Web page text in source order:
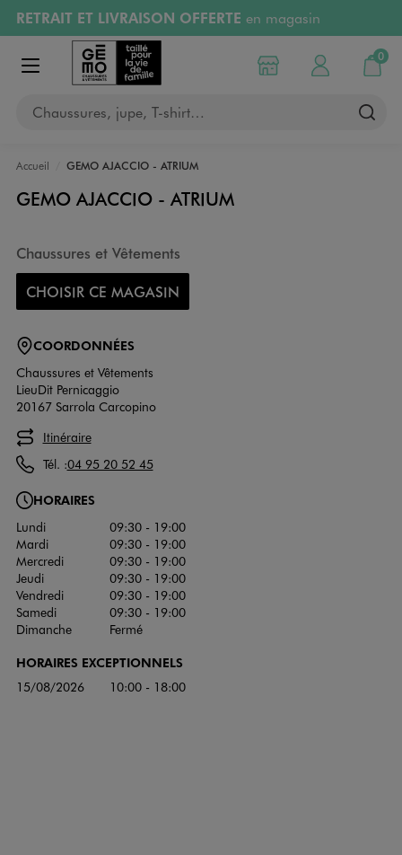
Aller au contenu principal
Aller à la navigation
RETRAIT ET LIVRAISON OFFERTE en magasin
Retours OFFERTSpendant 30 jours
PAYEZ EN 3x SANS FRAIS
RÉSERVATION GRATUITE
Afficher le menu
Chaussures, jupe, T-shirt…
Choisir mon magasin
Mon compte
0
Mon
Accueil GEMO AJACCIO - ATRIUM
GEMO AJACCIO - ATRIUM
Chaussures et Vêtements
CHOISIR CE MAGASIN
COORDONNÉES
Chaussures et Vêtements
LieuDit Pernicaggio
20167 Sarrola Carcopino
Itinéraire
Tél. :04 95 20 52 45
HORAIRES
Lundi
09:30 - 19:00
Mardi
09:30 - 19:00
Mercredi
09:30 - 19:00
Jeudi
09:30 - 19:00
Vendredi
09:30 - 19:00
Samedi
09:30 - 19:00
Dimanche
Fermé
HORAIRES EXCEPTIONNELS
15/08/2026 10:00 - 18:00